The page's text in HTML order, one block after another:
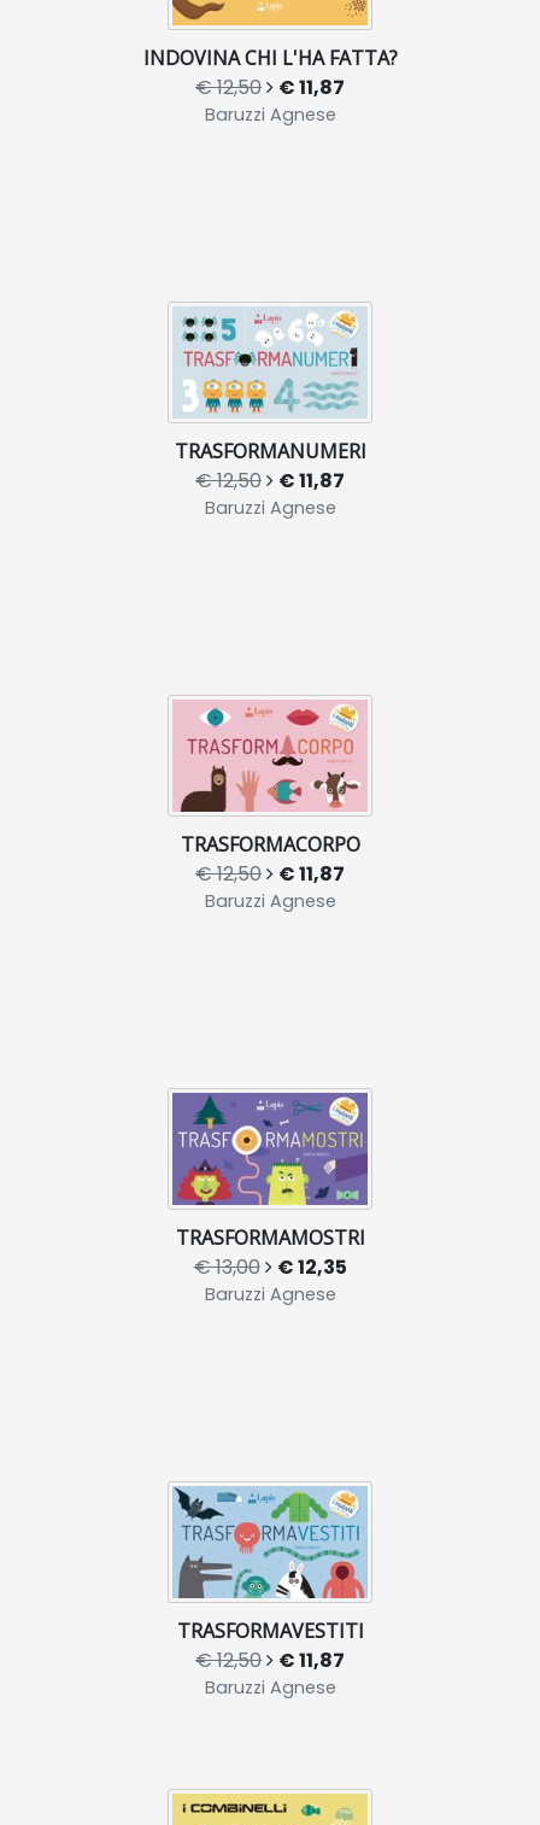
INDOVINA CHI L'HA FATTA?
€ 12,50 € 11,87
Baruzzi Agnese
TRASFORMANUMERI
€ 12,50 € 11,87
Baruzzi Agnese
TRASFORMACORPO
€ 12,50 € 11,87
Baruzzi Agnese
TRASFORMAMOSTRI
€ 13,00 € 12,35
Baruzzi Agnese
TRASFORMAVESTITI
€ 12,50 € 11,87
Baruzzi Agnese